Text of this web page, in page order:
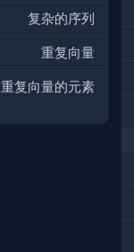
复杂的序列
重复向量
重复向量的元素